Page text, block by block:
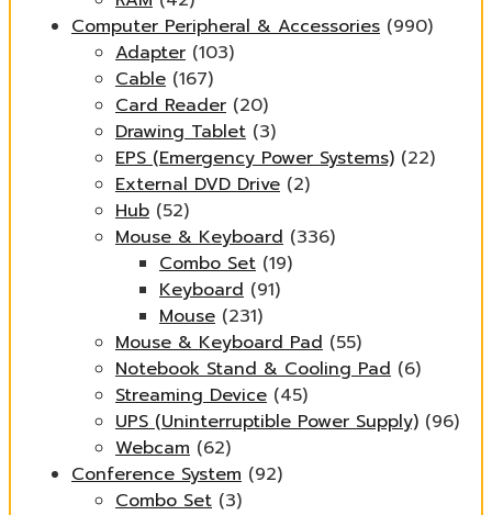
Computer Peripheral & Accessories (990)
Adapter (103)
Cable (167)
Card Reader (20)
Drawing Tablet (3)
EPS (Emergency Power Systems) (22)
External DVD Drive (2)
Hub (52)
Mouse & Keyboard (336)
Combo Set (19)
Keyboard (91)
Mouse (231)
Mouse & Keyboard Pad (55)
Notebook Stand & Cooling Pad (6)
Streaming Device (45)
UPS (Uninterruptible Power Supply) (96)
Webcam (62)
Conference System (92)
Combo Set (3)